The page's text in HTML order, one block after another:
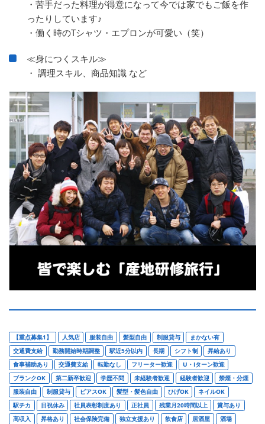
・苦手だった料理が得意になって今では家でもご飯を作
ったりしています♪
・働く時のTシャツ・エプロンが可愛い（笑）
≪身につくスキル≫
・ 調理スキル、商品知識 など
【重点募集1】 人気店 服装自由 髪型自由 制服貸与
まかない有
交通費支給
勤務開始時期調整 駅近5分以内 長期 シフト制
昇給あり
食事補助あり
交通費支給 転勤なし フリーター歓迎
U・Iターン歓迎
ブランクOK
第二新卒歓迎 学歴不問 未経験者歓迎 経験者歓迎
禁煙・分煙
服装自由
制服貸与 ピアスOK 髪型・髪色自由 ひげOK
ネイルOK
駅チカ
日祝休み 社員表彰制度あり 正社員 残業月20時間以上
賞与あり
高収入
昇格あり 社会保険完備 独立支援あり 飲食店 居酒屋 酒場